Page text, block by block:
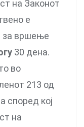
на Законот
е
за вршење
30 дена.
во
213 од
според кој
на